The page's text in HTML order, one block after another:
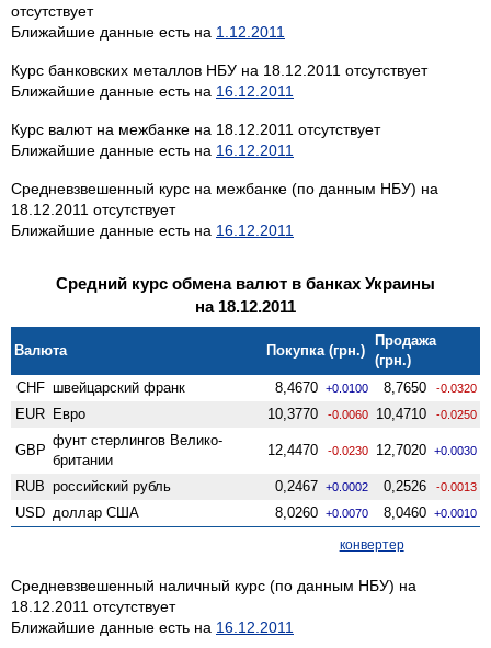
отсутствует
Ближайшие данные есть на 1.12.2011
Курс банковских металлов НБУ на 18.12.2011 отсутствует
Ближайшие данные есть на 16.12.2011
Курс валют на межбанке на 18.12.2011 отсутствует
Ближайшие данные есть на 16.12.2011
Средневзвешенный курс на межбанке (по данным НБУ) на
18.12.2011 отсутствует
Ближайшие данные есть на 16.12.2011
Средний курс обмена валют в банках Украины
на 18.12.2011
Валюта Покупка (грн.)
Продажа
(грн.)
CHF швейцарский франк 8,4670 +0.0100 8,7650 -0.0320
EUR Евро 10,3770 -0.0060 10,4710 -0.0250
GBP
фунт стерлингов Велико­
британии
12,4470 -0.0230 12,7020 +0.0030
RUB российский рубль 0,2467 +0.0002 0,2526 -0.0013
USD доллар США 8,0260 +0.0070 8,0460 +0.0010
конвертер
Средневзвешенный наличный курс (по данным НБУ) на
18.12.2011 отсутствует
Ближайшие данные есть на 16.12.2011